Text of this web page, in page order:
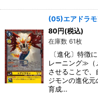
(05)エアドラ
80円(税込)
在庫数 61枚
〔進化〕特徴
レーニング≫（
させることで
ジモンの進化
育成…